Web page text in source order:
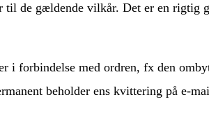
til de gældende vilkår. Det er en rigtig
i forbindelse med ordren, fx den
beholder ens kvittering på e-